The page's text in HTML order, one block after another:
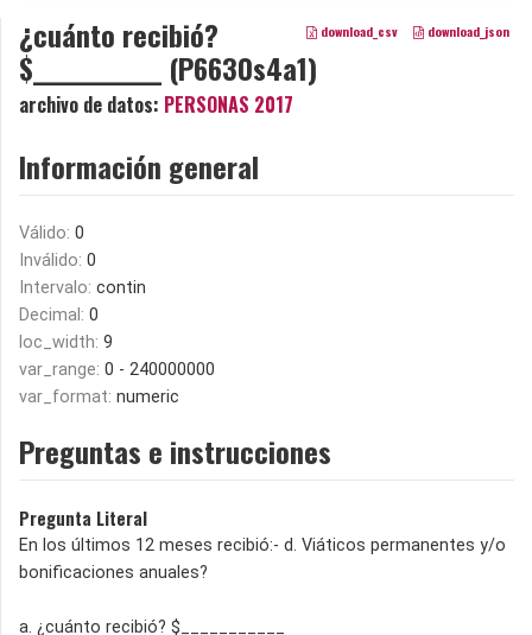
download_csv download_json
¿cuánto recibió?
$____________ (P6630s4a1)
archivo de datos: PERSONAS 2017
Información general
Válido: 0
Inválido: 0
Intervalo: contin
Decimal: 0
loc_width: 9
var_range: 0 - 240000000
var_format: numeric
Preguntas e instrucciones
Pregunta Literal
En los últimos 12 meses recibió:- d. Viáticos permanentes y/o
bonificaciones anuales?
a. ¿cuánto recibió? $___________